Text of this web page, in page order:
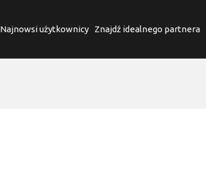
Najnowsi użytkownicy Znajdź idealnego partnera